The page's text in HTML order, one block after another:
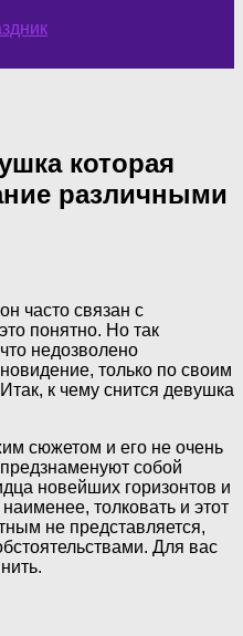
которая
различными
часто связан с
понятно. Но так
недозволено
только по своим
к чему снится девушка
сюжетом и его не очень
собой
новейших горизонтов и
толковать и этот
не представляется,
Для вас